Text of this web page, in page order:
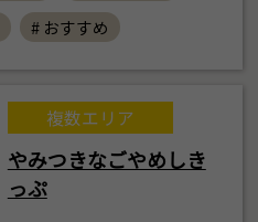
# おすすめ
複数エリア
やみつきなごやめしき
っぷ